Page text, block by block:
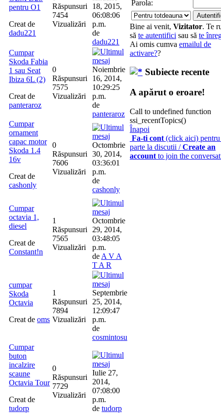
pentru O1
Creat de
dadu221
Răspunsuri
7454
Vizualizări
18, 2015,
06:08:06
p.m.
de
dadu221
Cumpar
Skoda Fabia
1 sau Seat
Ibiza 6L (2)
Creat de
panteraroz
0
Răspunsuri
7575
Vizualizări
Noiembrie
16, 2014,
10:29:25
p.m.
de
panteraroz
Cumpar
ornament
capac motor
Skoda 1.4
16v
Creat de
cashonly
0
Răspunsuri
7606
Vizualizări
Octombrie
30, 2014,
03:36:01
p.m.
de
cashonly
Cumpar
octavia 1,
diesel
Creat de
Constant!n
1
Răspunsuri
7565
Vizualizări
Octombrie
29, 2014,
03:48:05
p.m.
de A V A
T A R
cumpar
Skoda
Octavia
Creat de oms
1
Răspunsuri
7894
Vizualizări
Septembrie
25, 2014,
12:09:47
p.m.
de
cosmintosu
Cumpar
buton
incalzire
scaune
Octavia Tour
Creat de
tudorp
0
Răspunsuri
7729
Vizualizări
Iulie 27,
2014,
07:08:00
p.m.
de tudorp
Parola:
Bine ai venit, Vizitator. Te
să te autentifici sau să te
Ai omis cumva emailul de
activare??
Subiecte recente
A apărut o eroare!
Call to undefined function
ssi_recentTopics()
Înapoi
Fa-ti cont (click aici) pentru
parte la discutii /Create an
account to join the